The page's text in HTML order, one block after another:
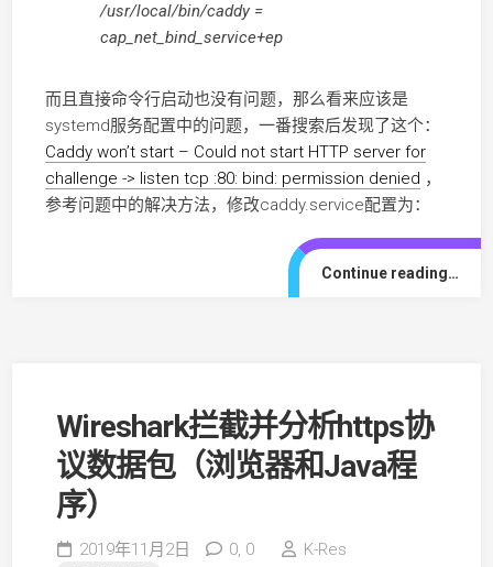
/usr/local/bin/caddy =
cap_net_bind_service+ep
而且直接命令行启动也没有问题，那么看来应该是
systemd服务配置中的问题，一番搜索后发现了这个：
Caddy won’t start – Could not start HTTP server for
challenge -> listen tcp :80: bind: permission denied ，
参考问题中的解决方法，修改caddy.service配置为：
Continue reading…
Wireshark拦截并分析https协
议数据包（浏览器和Java程
序）
2019年11月2日 0, 0
K-Res